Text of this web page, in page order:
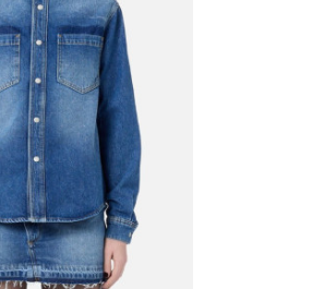
Зелёный
Розовый
Серый
Фиолетовый
Чёрный
ПОКАЗАТЬ ТОВАРЫ